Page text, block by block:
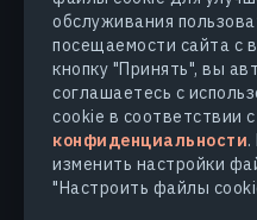
обслуживания
посещаемости сайта с
кнопку "Принять", вы
соглашаетесь с
cookie в соответствии
конфиденциальности
изменить настройки
"Настроить файлы
КОМПАНИЯ
УЗНАТЬ БОЛЬШЕ
© 2026 EOS